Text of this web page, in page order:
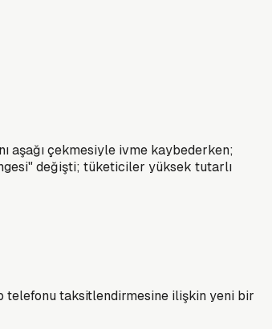
aşağı çekmesiyle ivme kaybederken;
değişti; tüketiciler yüksek tutarlı
telefonu taksitlendirmesine ilişkin yeni bir